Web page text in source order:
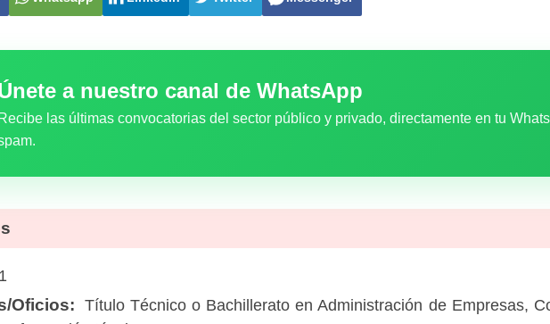
a nuestro canal de WhatsApp
Recibe las últimas convocatorias del sector público y privado, directamente en tu
1
Oficios:
Título Técnico o Bachillerato en Administración de Empresas,